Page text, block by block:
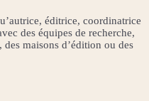
éditrice, coordinatrice
des équipes de recherche,
maisons d’édition ou des